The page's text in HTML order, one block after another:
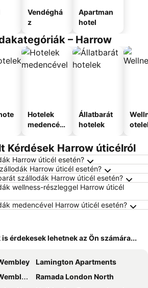
Vendéghá
z
Apartman
hotel
– Harrow
Hotelek
medencév
Állatbarát
hotelek
Kérdések Harrow úticélról
Harrow úticél esetén?
Harrow úticél esetén?
szállodák Harrow úticél esetén?
wellness-részleggel Harrow úticél
medencével Harrow úticél esetén?
érdekesek lehetnek az Ön számára...
Lamington Apartments
Road
Ramada London North